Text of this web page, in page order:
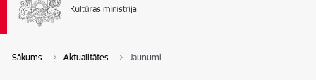
Sākums Aktualitātes Jaunumi